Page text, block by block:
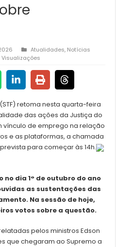
Atualidades, Notícias
Visualizações
retoma nesta quarta-feira
das ações da Justiça do
vínculo de emprego na relação
e as plataformas, a chamada
para começar às 14h.
no dia 1° de outubro do ano
as sustentações das
Na sessão de hoje,
votos sobre a questão.
pelos ministros Edson
que chegaram ao Supremo a